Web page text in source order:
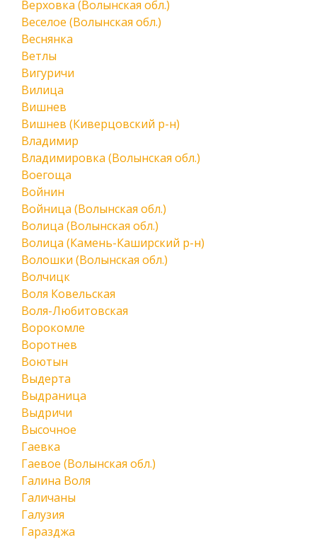
Верховка (Волынская обл.)
Веселое (Волынская обл.)
Веснянка
Ветлы
Вигуричи
Вилица
Вишнев
Вишнев (Киверцовский р-н)
Владимир
Владимировка (Волынская обл.)
Воегоща
Войнин
Войница (Волынская обл.)
Волица (Волынская обл.)
Волица (Камень-Каширский р-н)
Волошки (Волынская обл.)
Волчицк
Воля Ковельская
Воля-Любитовская
Ворокомле
Воротнев
Воютын
Выдерта
Выдраница
Выдричи
Высочное
Гаевка
Гаевое (Волынская обл.)
Галина Воля
Галичаны
Галузия
Гаразджа